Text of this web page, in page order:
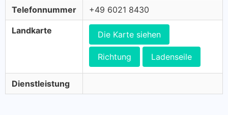
Telefonnummer +49 6021 8430
Landkarte Die Karte siehen
Richtung Ladenseile
Dienstleistung